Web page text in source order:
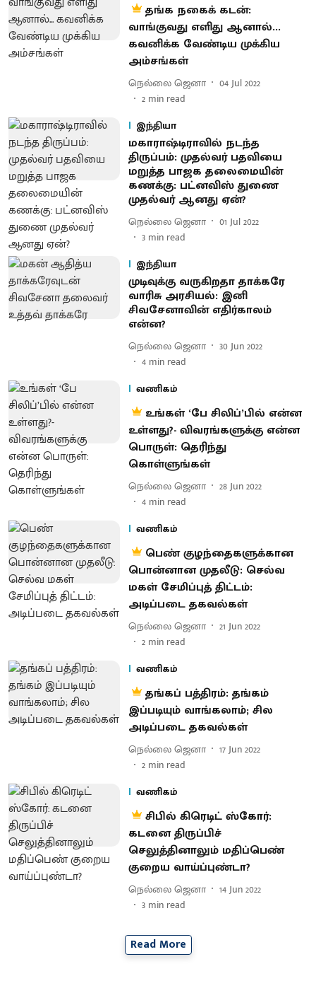
தங்க நகைக் கடன்:
வாங்குவது எளிது ஆனால்...
கவனிக்க வேண்டிய முக்கிய
அம்சங்கள்
நெல்லை ஜெனா
04 Jul 2022
2 min read
இந்தியா
மகாராஷ்டிராவில் நடந்த
திருப்பம்: முதல்வர் பதவியை
மறுத்த பாஜக தலைமையின்
கணக்கு: பட்னவிஸ் துணை
முதல்வர் ஆனது ஏன்?
நெல்லை ஜெனா
01 Jul 2022
3 min read
இந்தியா
முடிவுக்கு வருகிறதா தாக்கரே
வாரிசு அரசியல்: இனி
சிவசேனாவின் எதிர்காலம்
என்ன?
நெல்லை ஜெனா
30 Jun 2022
4 min read
வணிகம்
உங்கள் ‘பே சிலிப்’பில் என்ன
உள்ளது?- விவரங்களுக்கு என்ன
பொருள்: தெரிந்து
கொள்ளுங்கள்
நெல்லை ஜெனா
28 Jun 2022
4 min read
வணிகம்
பெண் குழந்தைகளுக்கான
பொன்னான முதலீடு: செல்வ
மகள் சேமிப்புத் திட்டம்:
அடிப்படை தகவல்கள்
நெல்லை ஜெனா
21 Jun 2022
2 min read
வணிகம்
தங்கப் பத்திரம்: தங்கம்
இப்படியும் வாங்கலாம்; சில
அடிப்படை தகவல்கள்
நெல்லை ஜெனா
17 Jun 2022
2 min read
வணிகம்
சிபில் கிரெடிட் ஸ்கோர்:
கடனை திருப்பிச்
செலுத்தினாலும் மதிப்பெண்
குறைய வாய்ப்புண்டா?
நெல்லை ஜெனா
14 Jun 2022
3 min read
Read More